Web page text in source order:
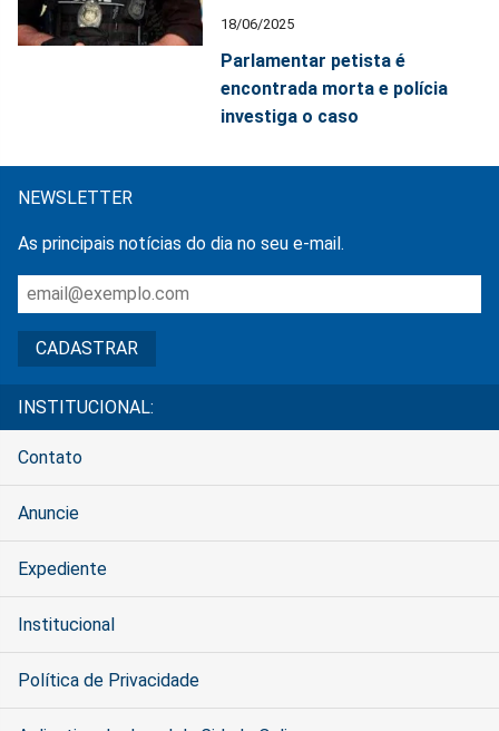
18/06/2025
Parlamentar petista é
encontrada morta e polícia
investiga o caso
NEWSLETTER
As principais notícias do dia no seu e-mail.
INSTITUCIONAL:
Contato
Anuncie
Expediente
Institucional
Política de Privacidade